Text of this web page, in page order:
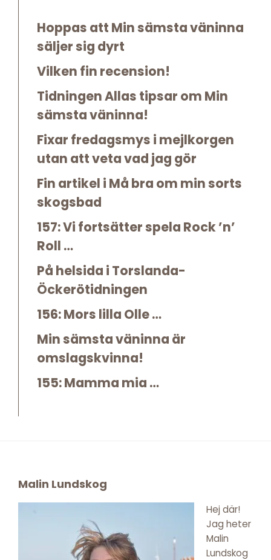
Hoppas att Min sämsta väninna
säljer sig dyrt
Vilken fin recension!
Tidningen Allas tipsar om Min
sämsta väninna!
Fixar fredagsmys i mejlkorgen
utan att veta vad jag gör
Fin artikel i Må bra om min sorts
skogsbad
157: Vi fortsätter spela Rock ’n’
Roll …
På helsida i Torslanda-
Öckerötidningen
156: Mors lilla Olle …
Min sämsta väninna är
omslagskvinna!
155: Mamma mia …
Footer
Malin Lundskog
Hej där!
Jag heter
Malin
Lundskog